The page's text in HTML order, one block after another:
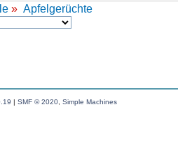
» Apfelgerüchte
| SMF © 2020 Simple Machines